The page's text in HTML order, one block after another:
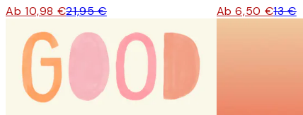
Ab 10,98 €21,95 € Ab 6,50 €13 €